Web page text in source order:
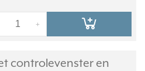
+
controlevenster en